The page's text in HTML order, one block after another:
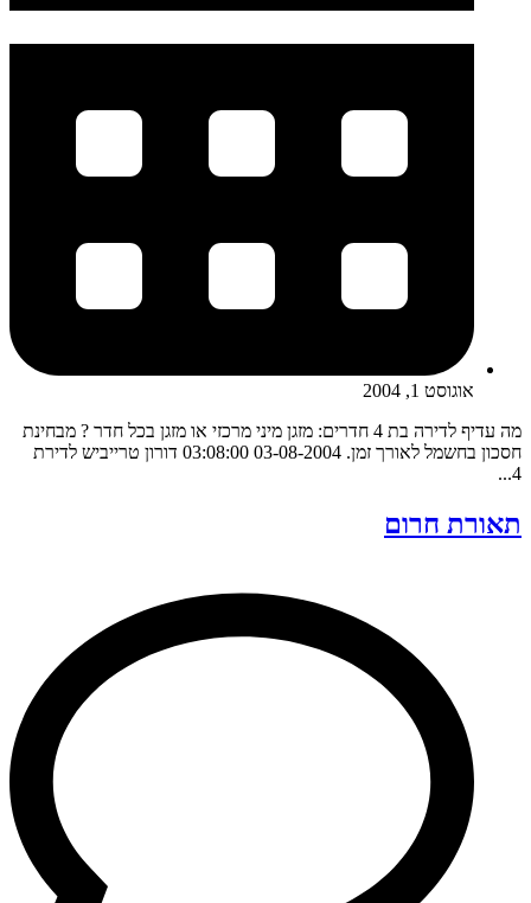
אוגוסט 1, 2004
מה עדיף לדירה בת 4 חדרים: מזגן מיני מרכזי או מזגן בכל חדר ? מבחינת
חסכון בחשמל לאורך זמן. 03-08-2004 03:08:00 דורון טרייביש לדירת
4...
תאורת חרום